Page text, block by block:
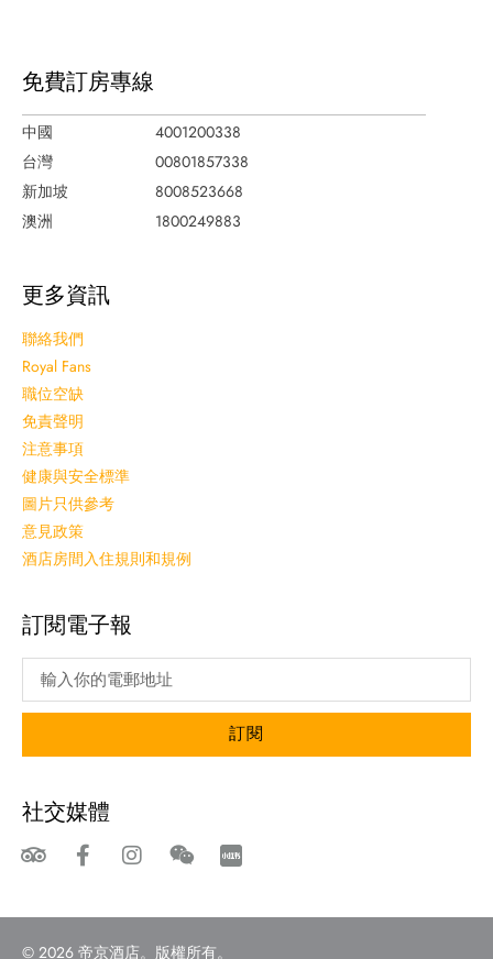
免費訂房專線
中國
4001200338
台灣
00801857338
新加坡
8008523668
澳洲
1800249883
更多資訊
聯絡我們
Royal Fans
職位空缺
免責聲明
注意事項
健康與安全標準
圖片只供參考
意見政策
酒店房間入住規則和規例
訂閱電子報
訂閱
社交媒體
© 2026 帝京酒店。版權所有。